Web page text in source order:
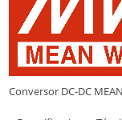
Conversor DC-DC